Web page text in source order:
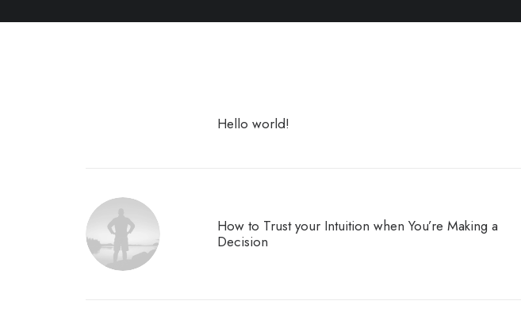
Hello world!
How to Trust your Intuition when You’re Making a
Decision